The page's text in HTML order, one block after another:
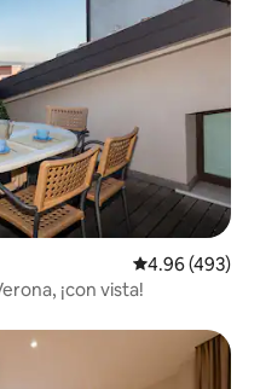
Calificación
4.96 (493)
¡con vista!